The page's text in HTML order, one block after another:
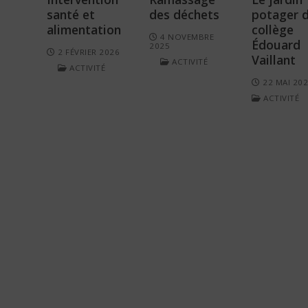
santé et
alimentation
2 FÉVRIER 2026
ACTIVITÉ
des déchets
4 NOVEMBRE
2025
ACTIVITÉ
potager
collège
Édouard
Vaillant
22 MAI
ACTIVITÉ